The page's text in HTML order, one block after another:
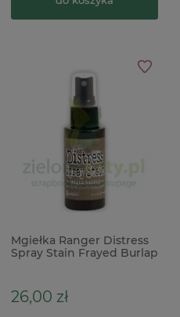
Mgiełka Ranger Distress
Spray Stain Frayed Burlap
26,00 zł